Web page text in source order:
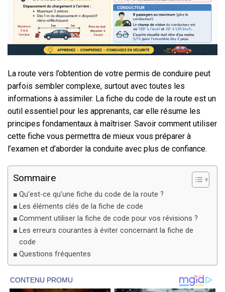
La route vers l’obtention de votre permis de conduire peut
parfois sembler complexe, surtout avec toutes les
informations à assimiler. La fiche du code de la route est un
outil essentiel pour les apprenants, car elle résume les
principes fondamentaux à maîtriser. Savoir comment utiliser
cette fiche vous permettra de mieux vous préparer à
l’examen et d’aborder la conduite avec plus de confiance.
Sommaire
Qu’est-ce qu’une fiche du code de la route ?
Les éléments clés de la fiche de code
Comment utiliser la fiche de code pour vos révisions ?
Les erreurs courantes à éviter concernant la fiche de
code
Questions fréquentes